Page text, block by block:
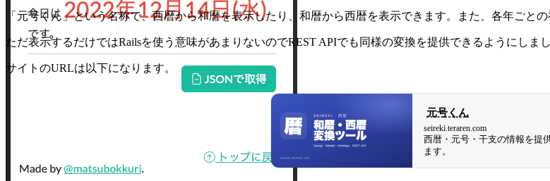
「元号くん」という名称で、西暦から和暦を表示したり、和暦から西暦を表示できます。また、各年ごと
ただ表示するだけではRailsを使う意味があまりないのでREST APIでも同様の変換を提供できるようにしまし
サイトのURLは以下になります。
元号くん
seireki.teraren.com
西暦・元号・干支の情報を提
ます。